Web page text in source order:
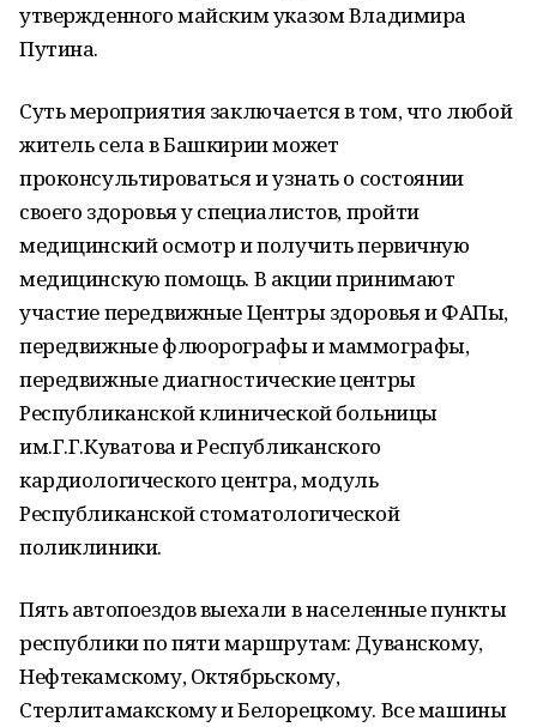
утвержденного майским указом Владимира
Путина.
Суть мероприятия заключается в том, что любой
житель села в Башкирии может
проконсультироваться и узнать о состоянии
своего здоровья у специалистов, пройти
медицинский осмотр и получить первичную
медицинскую помощь. В акции принимают
участие передвижные Центры здоровья и ФАПы,
передвижные флюорографы и маммографы,
передвижные диагностические центры
Республиканской клинической больницы
им.Г.Г.Куватова и Республиканского
кардиологического центра, модуль
Республиканской стоматологической
поликлиники.
Пять автопоездов выехали в населенные пункты
республики по пяти маршрутам: Дуванскому,
Нефтекамскому, Октябрьскому,
Стерлитамакскому и Белорецкому. Все машины